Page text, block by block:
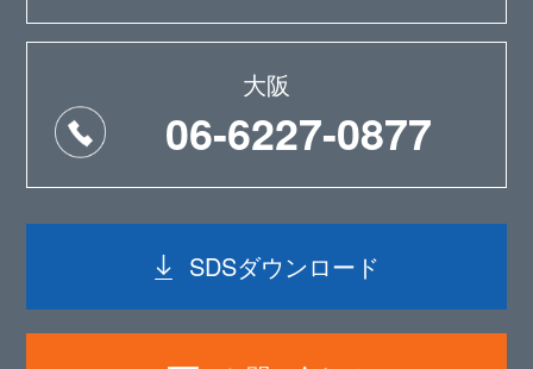
大阪
06-6227-0877
SDSダウンロード